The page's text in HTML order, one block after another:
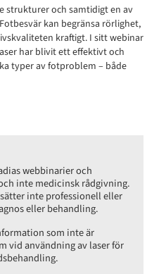
strukturer och samtidigt en av
kan begränsa rörlighet,
kraftigt. I sitt webinar
har blivit ett effektivt och
typer av fotproblem – både
webbinarier och
inte medicinsk rådgivning.
inte professionell eller
eller behandling.
som inte är
vid användning av laser för